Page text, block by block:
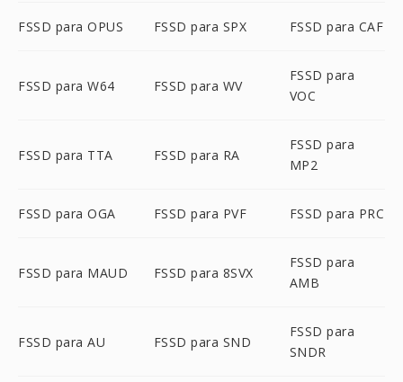
FSSD para OPUS FSSD para SPX FSSD para CAF
FSSD para W64 FSSD para WV
FSSD para
VOC
FSSD para TTA FSSD para RA
FSSD para
MP2
FSSD para OGA FSSD para PVF FSSD para PRC
FSSD para MAUD FSSD para 8SVX
FSSD para
AMB
FSSD para AU FSSD para SND
FSSD para
SNDR